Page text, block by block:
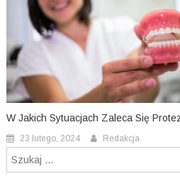
W Jakich Sytuacjach Zaleca Się
23 lutego, 2024 Redakcja